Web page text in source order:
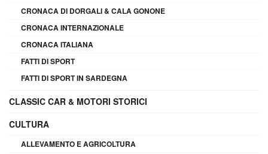
CRONACA DI DORGALI & CALA GONONE
CRONACA INTERNAZIONALE
CRONACA ITALIANA
FATTI DI SPORT
FATTI DI SPORT IN SARDEGNA
CLASSIC CAR & MOTORI STORICI
CULTURA
ALLEVAMENTO E AGRICOLTURA